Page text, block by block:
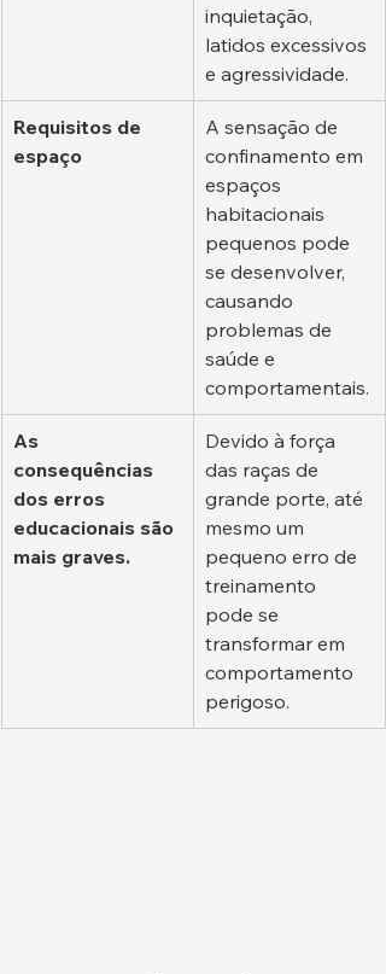
inquietação,
latidos excessivos
e agressividade.
Requisitos de
espaço
A sensação de
confinamento em
espaços
habitacionais
pequenos pode
se desenvolver,
causando
problemas de
saúde e
comportamentais.
As
consequências
dos erros
educacionais são
mais graves.
Devido à força
das raças de
grande porte, até
mesmo um
pequeno erro de
treinamento
pode se
transformar em
comportamento
perigoso.